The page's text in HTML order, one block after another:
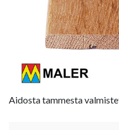
Aidosta tammesta